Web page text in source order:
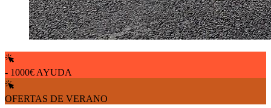
- 1000€ AYUDA
OFERTAS DE VERANO